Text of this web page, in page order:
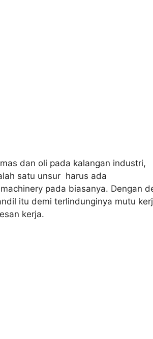
dan oli pada kalangan industri,
satu unsur harus ada
pada biasanya. Dengan
itu demi terlindunginya mutu
kerja.